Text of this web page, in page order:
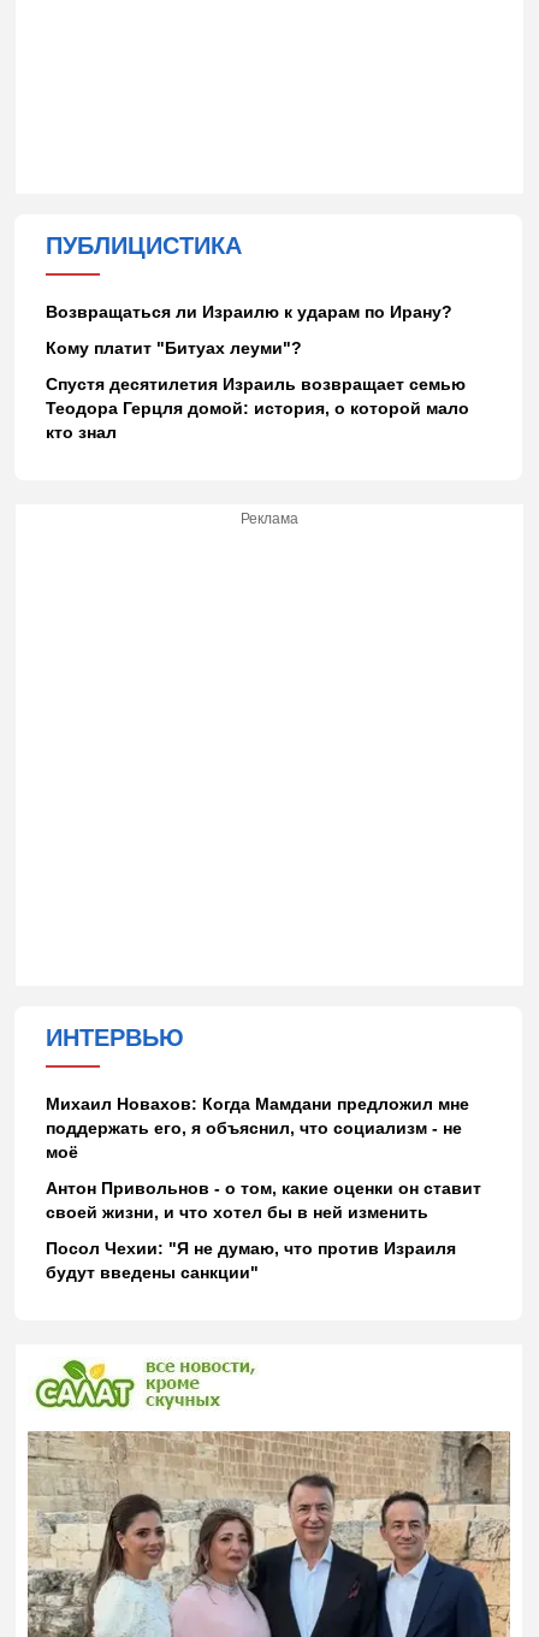
ПУБЛИЦИСТИКА
Возвращаться ли Израилю к ударам по Ирану?
Кому платит "Битуах леуми"?
Спустя десятилетия Израиль возвращает семью
Теодора Герцля домой: история, о которой мало
кто знал
Реклама
ИНТЕРВЬЮ
Михаил Новахов: Когда Мамдани предложил мне
поддержать его, я объяснил, что социализм - не
моё
Антон Привольнов - о том, какие оценки он ставит
своей жизни, и что хотел бы в ней изменить
Посол Чехии: "Я не думаю, что против Израиля
будут введены санкции"